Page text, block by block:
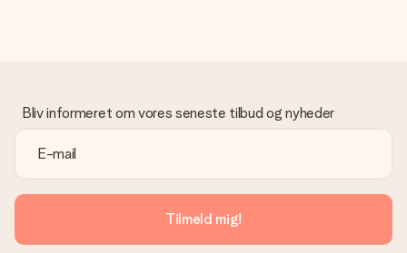
venligst vores kundeservice, de hjælper gerne med at finde en
passende løsning.
Er fakturaen sendt sammen med ordren?
Ingen faktura sendes med din ordre. Du modtager altid
fakturaen i bekræftelsesemailen, og du kan altid finde den i din
MySurprise-konto. Det betyder at du kan få gaven leveret
direkte til modtageren, hvilket gør det til en sand
overraskelse!
Bliv informeret om vores seneste tilbud og nyheder
Tilmeld mig!